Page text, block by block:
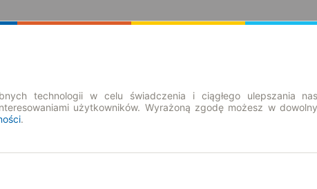
technologii w celu świadczenia i ciągłego ulepszania
użytkowników. Wyrażoną zgodę możesz w
.